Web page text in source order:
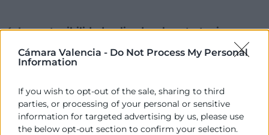
Cámara Valencia - Do Not Process My Personal
Information
If you wish to opt-out of the sale, sharing to third
parties, or processing of your personal or sensitive
information for targeted advertising by us, please use
the below opt-out section to confirm your selection.
4. La sostenibilidad aplicada a la estrategia
La empresa responsable y sostenible:
La estrategia empresarial para el desarrollo
sostenible.
La memoria de sostenibilidad